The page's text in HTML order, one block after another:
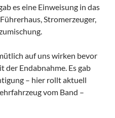
es eine Einweisung in das
Stromerzeuger,
auf uns wirken bevor
der Endabnahme. Es gab
– hier rollt aktuell
vom Band –